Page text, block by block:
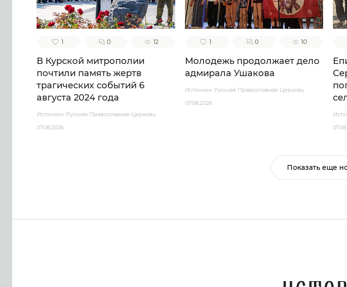
1 0 12
В Курской митрополии
почтили память жертв
трагических событий 6
августа 2024 года
Источник: Русская Православная Церковь
07.08.2026
1 0 10
Молодежь продолжает дело
адмирала Ушакова
Источник: Русская Православная Церковь
07.08.2026
Показать еще